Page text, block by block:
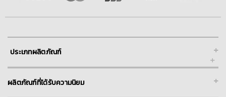
+
ประเภทผลิตภัณฑ์
+
ผลิตภัณฑ์ที่ได้รับความนิยม